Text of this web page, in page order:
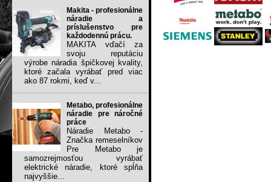
Makita - profesionálne
náradie a
príslušenstvo pre
každodennú prácu.
MAKITA vďačí za
svoju reputáciu
výrobe náradia špičkovej kvality,
ktoré začala vyrábať pred viac
ako 87 rokmi, keď v...
Metabo, profesionálne
náradie pre náročné
práce
Náradie Metabo -
Značka remeselníkov
Pre Metabo je
samozrejmosťou vyrábať
elektrické náradie, ktoré spĺňa
najvyššie...